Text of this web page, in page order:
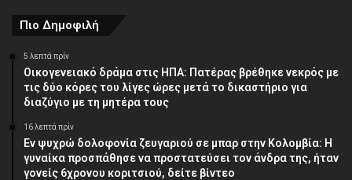
Πιο Δημοφιλή
5 λεπτά πρίν
Οικογενειακό δράμα στις ΗΠΑ: Πατέρας βρέθηκε νεκρός με
τις δύο κόρες του λίγες ώρες μετά το δικαστήριο για
διαζύγιο με τη μητέρα τους
16 λεπτά πρίν
Εν ψυχρώ δολοφονία ζευγαριού σε μπαρ στην Κολομβία: Η
γυναίκα προσπάθησε να προστατεύσει τον άνδρα της, ήταν
γονείς 6χρονου κοριτσιού, δείτε βίντεο